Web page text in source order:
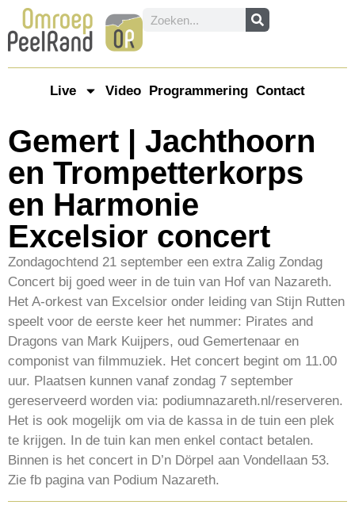
Live Video Programmering Contact
Gemert | Jachthoorn
en Trompetterkorps
en Harmonie
Excelsior concert
Zondagochtend 21 september een extra Zalig Zondag
Concert bij goed weer in de tuin van Hof van Nazareth.
Het A-orkest van Excelsior onder leiding van Stijn Rutten
speelt voor de eerste keer het nummer: Pirates and
Dragons van Mark Kuijpers, oud Gemertenaar en
componist van filmmuziek. Het concert begint om 11.00
uur. Plaatsen kunnen vanaf zondag 7 september
gereserveerd worden via: podiumnazareth.nl/reserveren.
Het is ook mogelijk om via de kassa in de tuin een plek
te krijgen. In de tuin kan men enkel contact betalen.
Binnen is het concert in D’n Dörpel aan Vondellaan 53.
Zie fb pagina van Podium Nazareth.